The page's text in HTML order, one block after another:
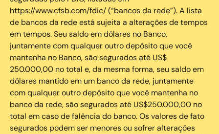
https://www.cfsb.com/fdic/ (“bancos da rede”). A lista
de bancos da rede está sujeita a alterações de tempos
em tempos. Seu saldo em dólares no Banco,
juntamente com qualquer outro depósito que você
mantenha no Banco, são segurados até US$
250.000,00 no total e, da mesma forma, seu saldo em
dólares mantido em um banco da rede, juntamente
com qualquer outro depósito que você mantenha no
banco da rede, são segurados até US$250.000,00 no
total em caso de falência do banco. Os valores de fato
segurados podem ser menores ou sofrer alterações